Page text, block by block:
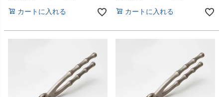
カートに入れる カートに入れる